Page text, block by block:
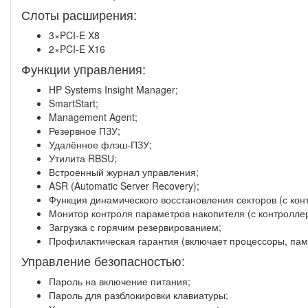
Слоты расширения:
3×PCI-E X8
2×PCI-E X16
Функции управления:
HP Systems Insight Manager;
SmartStart;
Management Agent;
Резервное ПЗУ;
Удалённое флэш-ПЗУ;
Утилита RBSU;
Встроенный журнал управления;
ASR (Automatic Server Recovery);
Функция динамического восстановления секторов (с
Монитор контроля параметров накопителя (с
Загрузка с горячим резервированием;
Профилактическая гарантия (включает процессоры,
Управление безопасностью:
Пароль на включение питания;
Пароль для разблокировки клавиатуры;